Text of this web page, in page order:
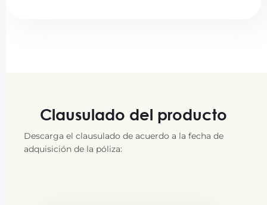
Clausulado del producto
Descarga el clausulado de acuerdo a la fecha de
adquisición de la póliza: